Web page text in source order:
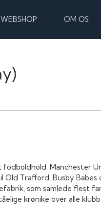
WEBSHOP OM OS
Manchester
Old Trafford, Busby
som samlede flest
krønike over alle